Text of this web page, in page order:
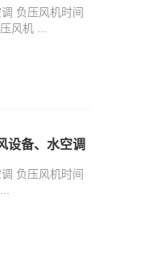
负压风机时间
风机 ...
设备、水空调
负压风机时间